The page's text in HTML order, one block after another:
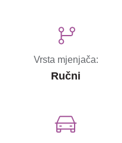
Vrsta mjenjača:
Ručni